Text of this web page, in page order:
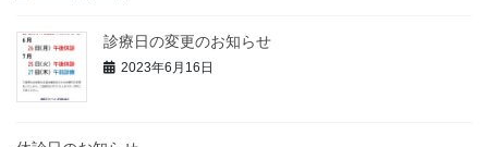
診療日の変更のお知らせ
2023年6月16日